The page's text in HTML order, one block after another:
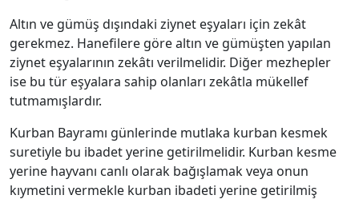
Altın ve gümüş dışındaki ziynet eşyaları için zekât
gerekmez. Hanefilere göre altın ve gümüşten yapılan
ziynet eşyalarının zekâtı verilmelidir. Diğer mezhepler
ise bu tür eşyalara sahip olanları zekâtla mükellef
tutmamışlardır.
Kurban Bayramı günlerinde mutlaka kurban kesmek
suretiyle bu ibadet yerine getirilmelidir. Kurban kesme
yerine hayvanı canlı olarak bağışlamak veya onun
kıymetini vermekle kurban ibadeti yerine getirilmiş